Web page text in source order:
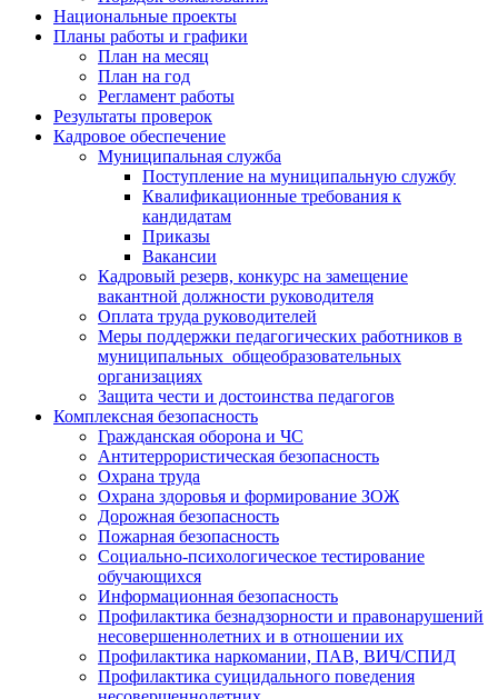
Национальные проекты
Планы работы и графики
План на месяц
План на год
Регламент работы
Результаты проверок
Кадровое обеспечение
Муниципальная служба
Поступление на муниципальную службу
Квалификационные требования к
кандидатам
Приказы
Вакансии
Кадровый резерв, конкурс на замещение
вакантной должности руководителя
Оплата труда руководителей
Меры поддержки педагогических работников в
муниципальных общеобразовательных
организациях
Защита чести и достоинства педагогов
Комплексная безопасность
Гражданская оборона и ЧС
Антитеррористическая безопасность
Охрана труда
Охрана здоровья и формирование ЗОЖ
Дорожная безопасность
Пожарная безопасность
Социально-психологическое тестирование
обучающихся
Информационная безопасность
Профилактика безнадзорности и правонарушений
несовершеннолетних и в отношении их
Профилактика наркомании, ПАВ, ВИЧ/СПИД
Профилактика суицидального поведения